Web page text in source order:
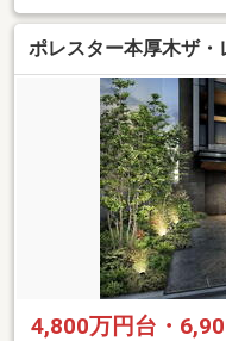
ポレスター本厚木ザ
4,800万円台・